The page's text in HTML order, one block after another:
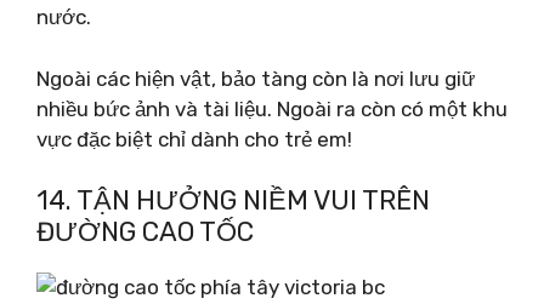
nước.
Ngoài các hiện vật, bảo tàng còn là nơi lưu giữ
nhiều bức ảnh và tài liệu. Ngoài ra còn có một khu
vực đặc biệt chỉ dành cho trẻ em!
14. TẬN HƯỞNG NIỀM VUI TRÊN
ĐƯỜNG CAO TỐC